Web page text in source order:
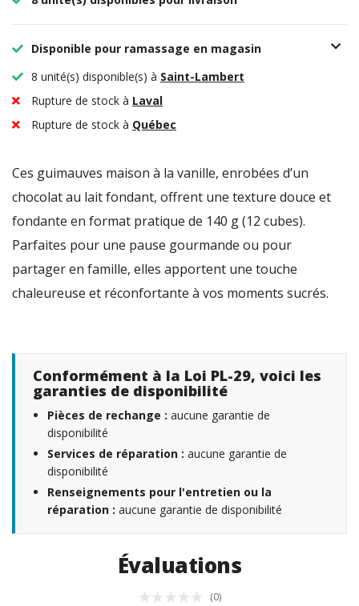
Disponible pour ramassage en magasin
8 unité(s) disponible(s) à Saint-Lambert
Rupture de stock à Laval
Rupture de stock à Québec
Ces guimauves maison à la vanille, enrobées d’un
chocolat au lait fondant, offrent une texture douce et
fondante en format pratique de 140 g (12 cubes).
Parfaites pour une pause gourmande ou pour
partager en famille, elles apportent une touche
chaleureuse et réconfortante à vos moments sucrés.
Conformément à la Loi PL-29, voici les
garanties de disponibilité
Pièces de rechange : aucune garantie de
disponibilité
Services de réparation : aucune garantie de
disponibilité
Renseignements pour l'entretien ou la
réparation : aucune garantie de disponibilité
Évaluations
(0)